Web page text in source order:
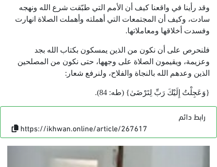
وقد رأينا في واقعنا كيف أن الأمم التي طبّقت شرع الله ونهجه
سادت، وكيف أن المجتمعات التي أهملته وأهملت الصلاة انهارت
وفسدت أخلاقها ومعاملاتها.
فلنحرص على أن نكون من الذين يمسكون بكتاب الله بجد
وعزيمة، ويقيمون الصلاة على وجهها، حتى نكون من المصلحين
الذين وعدهم الله بالنجاة والفلاح، ولنرفع شعار:
{وَعَجِلْتُ إِلَيْكَ رَبِّ لِتَرْضَىٰ} (طه: 84).
رابط دائم
https://ikhwan.online/article/267617